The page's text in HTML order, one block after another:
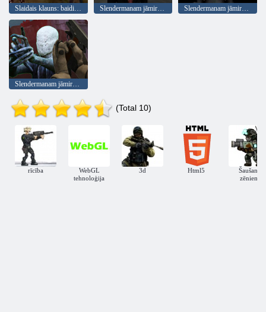
Slendermanam jāmirst: pazemes bunkurs
Slendermanam jāmirst izdzīvojušajiem
(Total 10)
rīcība
WebGL
tehnoloģija
3d Html5
Šaušana
zēniem